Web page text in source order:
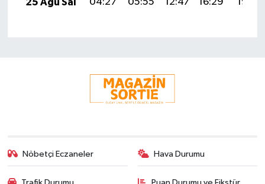
25 Ağu Sal
04:27 05:55 12:47 16:29 19:28
Nöbetçi Eczaneler Hava Durumu